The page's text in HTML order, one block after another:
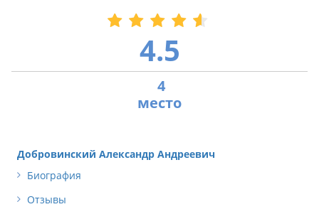
4.5
4
Добровинский Александр Андреевич
Биография
Отзывы